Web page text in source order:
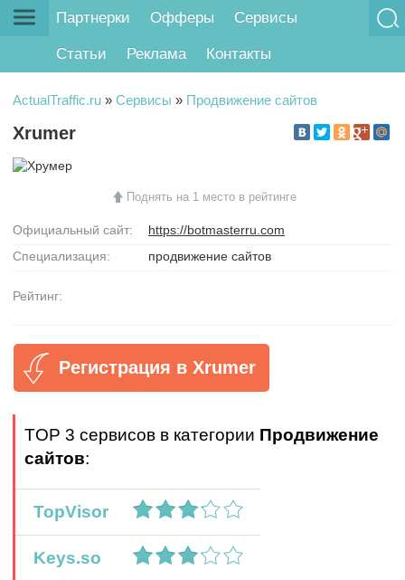
Партнерки Офферы Сервисы
Статьи Реклама Контакты
ActualTraffic.ru » Сервисы » Продвижение сайтов
Xrumer
Поднять на 1 место в рейтинге
Официальный сайт:
https://botmasterru.com
Специализация:
продвижение сайтов
Рейтинг:
Регистрация в Xrumer
TOP 3 сервисов в категории Продвижение
сайтов:
TopVisor
Keys.so